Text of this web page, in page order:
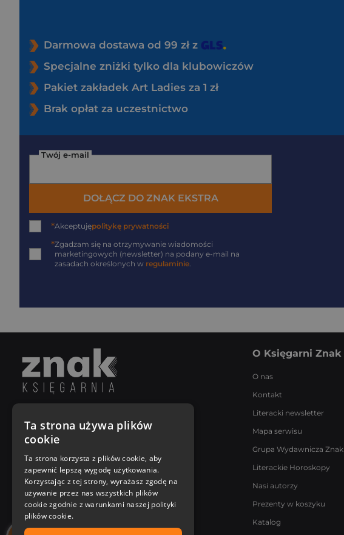
Darmowa dostawa od 99 zł z
Specjalne zniżki tylko dla klubowiczów
Pakiet zakładek Art Ladies za 1 zł
Brak opłat za uczestnictwo
Twój e-mail
DOŁĄCZ DO ZNAK EKSTRA
*Akceptujępolitykę prywatności
*Zgadzam się na otrzymywanie wiadomości
marketingowych (newsletter) na podany e-mail na
zasadach określonych w regulaminie.
Poniedziałek - Piątek
8:00 - 18:00
[email protected]
Bądź z nami na bieżąco
O Księgarni Znak
O nas
Kontakt
Literacki newsletter
Mapa serwisu
Grupa Wydawnicza Znak
Literackie Horoskopy
Nasi autorzy
Prezenty w koszyku
Katalog
Ta strona używa plików
cookie
Ta strona korzysta z plików cookie, aby
zapewnić lepszą wygodę użytkowania.
Korzystając z tej strony, wyrażasz zgodę na
używanie przez nas wszystkich plików
cookie zgodnie z warunkami naszej polityki
plików cookie.